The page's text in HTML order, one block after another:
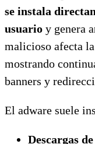
se instala
usuario y genera
malicioso afecta
mostrando
banners y
El adware suele
Descargas